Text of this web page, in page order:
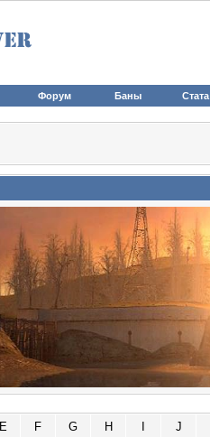
Форум Баны Стата
E F G H J